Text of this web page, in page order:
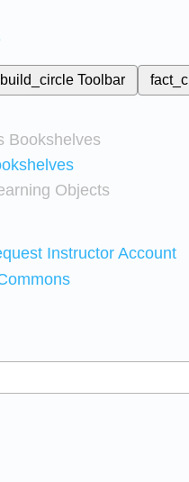
build_circleToolbar
Bookshelves
Objects
Instructor Account